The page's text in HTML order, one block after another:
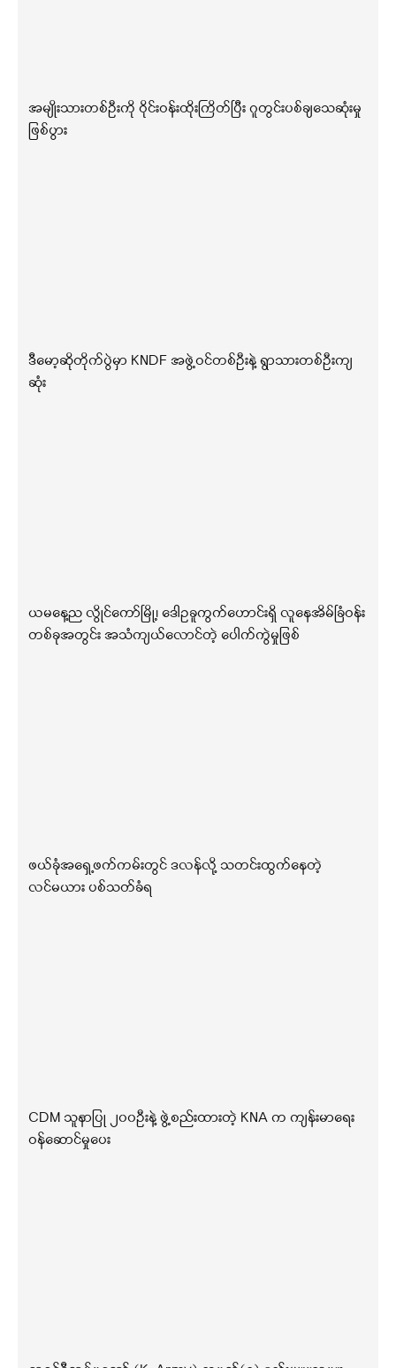
အမျိုးသားတစ်ဦးကို ဝိုင်းဝန်းထိုးကြိတ်ပြီး ဂူတွင်းပစ်ချသေဆုံးမှု
ဖြစ်ပွား
ဒီမော့ဆိုတိုက်ပွဲမှာ KNDF အဖွဲ့ဝင်တစ်ဦးနဲ့ ရွာသားတစ်ဦးကျ
ဆုံး
ယမနေ့ည လွိုင်ကော်မြို့၊ ဒေါဥခူကွက်ဟောင်းရှိ လူနေအိမ်ခြံဝန်း
တစ်ခုအတွင်း အသံကျယ်လောင်တဲ့ ပေါက်ကွဲမှုဖြစ်
ဖယ်ခုံအရှေ့ဖက်ကမ်းတွင် ဒလန်လို့ သတင်းထွက်နေတဲ့
လင်မယား ပစ်သတ်ခံရ
CDM သူနာပြု ၂၀၀ဦးနဲ့ ဖွဲ့စည်းထားတဲ့ KNA က ကျန်းမာရေး
ဝန်ဆောင်မှုပေး